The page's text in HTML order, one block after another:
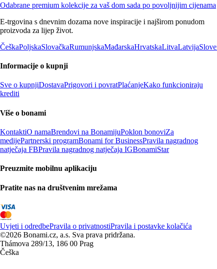
Odabrane premium kolekcije za vaš dom sada po povoljnijim cijenama
E-trgovina s dnevnim dozama nove inspiracije i najširom ponudom
proizvoda za lijep život.
ČeškaPoljskaSlovačkaRumunjskaMađarskaHrvatskaLitvaLatvija
Informacije o kupnji
Sve o kupnjiDostavaPrigovori i povratPlaćanjeKako funkcioniraju
krediti
Više o bonami
KontaktiO namaBrendovi na BonamijuPoklon bonoviZa
medijePartnerski programBonami for BusinessPravila nagradnog
natječaja FBPravila nagradnog natječaja IGBonamiStar
Preuzmite mobilnu aplikaciju
Pratite nas na društvenim mrežama
Uvjeti i odredbePravila o privatnostiPravila i postavke kolačića
©2026 Bonami.cz, a.s. Sva prava pridržana.
Thámova 289/13, 186 00 Prag
Češka